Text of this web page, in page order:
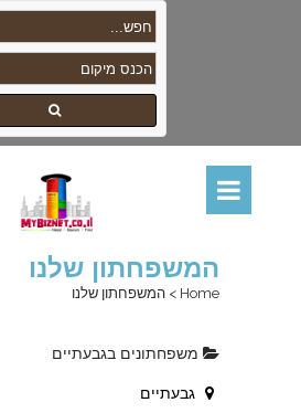
המשפחתון שלנו
Home
> המשפחתון שלנו
משפחתונים בגבעתיים
גבעתיים